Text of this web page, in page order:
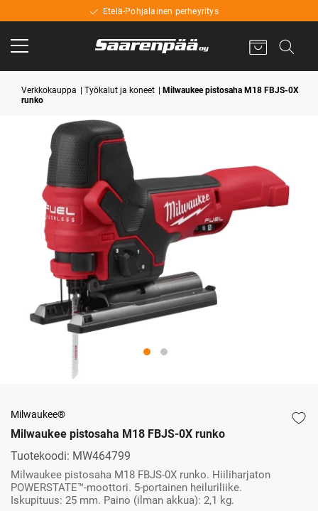
Etelä-Pohjalainen perheyritys
Verkkokauppa Työkalut ja koneet
Milwaukee pistosaha M18 FBJS-0X
runko
Milwaukee®
Milwaukee pistosaha M18 FBJS-0X runko
Tuotekoodi: MW464799
Milwaukee pistosaha M18 FBJS-0X runko. Hiiliharjaton
POWERSTATE™-moottori. 5-portainen heiluriliike.
Iskupituus: 25 mm. Paino (ilman akkua): 2,1 kg.